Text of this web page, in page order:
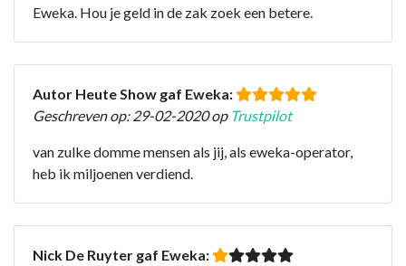
Eweka. Hou je geld in de zak zoek een betere.
Autor Heute Show gaf Eweka:
Geschreven op: 29-02-2020 op Trustpilot
van zulke domme mensen als jij, als eweka-operator,
heb ik miljoenen verdiend.
Nick De Ruyter gaf Eweka: